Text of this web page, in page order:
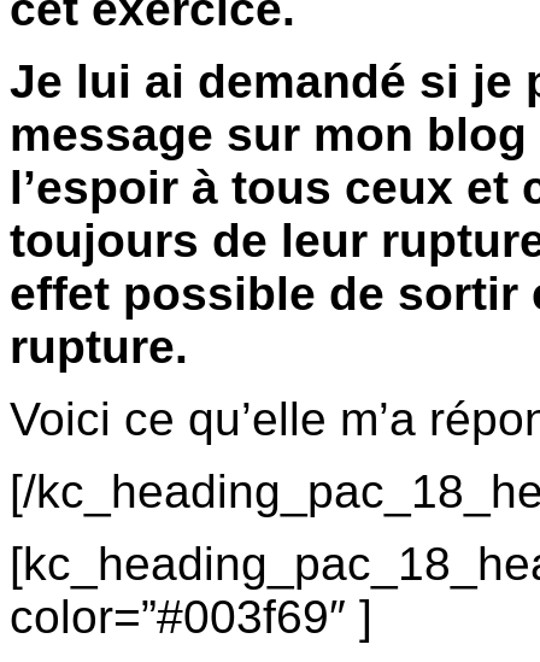
Je lui ai demandé si je
message sur mon
l’espoir à tous ceux
toujours de leur
effet possible de sortir
rupture.
Voici ce qu’elle m’a
[/
color=”#003f69″ ]